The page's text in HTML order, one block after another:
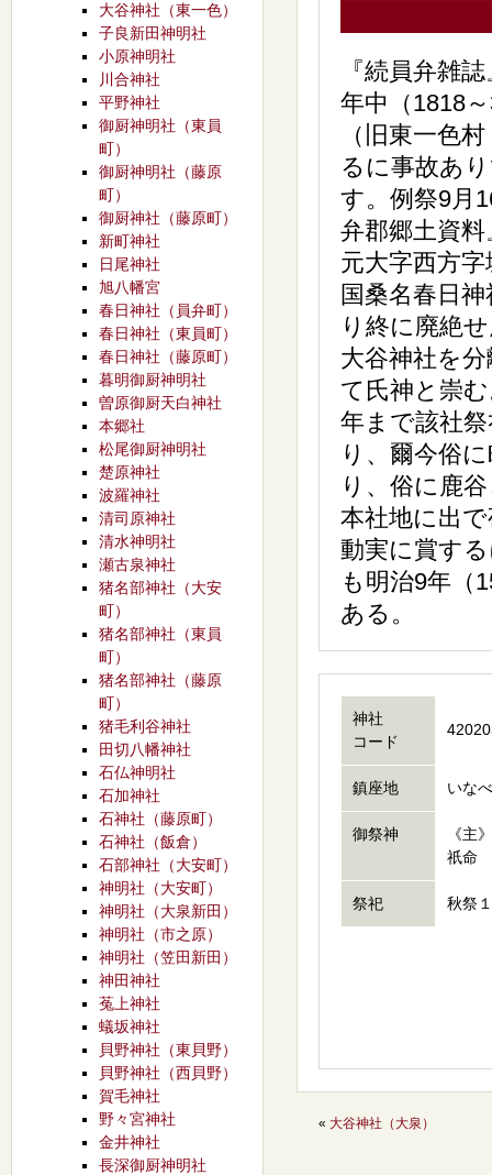
『続員弁雑
年中（1818
（旧東一色
るに事故あ
す。例祭9月
弁郡郷土資
元大字西方
国桑名春日
り終に廃絶
大谷神社を
て氏神と崇
年まで該社
り、爾今俗
り、俗に鹿
本社地に出
動実に賞す
も明治9年（
ある。
神社
コード
鎮座地 いな
御祭神
《主
祇命
祭祀 秋祭
« 大谷神社（大泉）
大谷神社（東一色）
子良新田神明社
小原神明社
川合神社
平野神社
御厨神明社（東員
町）
御厨神明社（藤原
町）
御厨神社（藤原町）
新町神社
日尾神社
旭八幡宮
春日神社（員弁町）
春日神社（東員町）
春日神社（藤原町）
暮明御厨神明社
曽原御厨天白神社
本郷社
松尾御厨神明社
楚原神社
波羅神社
清司原神社
清水神明社
瀬古泉神社
猪名部神社（大安
町）
猪名部神社（東員
町）
猪名部神社（藤原
町）
猪毛利谷神社
田切八幡神社
石仏神明社
石加神社
石神社（藤原町）
石神社（飯倉）
石部神社（大安町）
神明社（大安町）
神明社（大泉新田）
神明社（市之原）
神明社（笠田新田）
神田神社
菟上神社
蟻坂神社
貝野神社（東貝野）
貝野神社（西貝野）
賀毛神社
野々宮神社
金井神社
長深御厨神明社